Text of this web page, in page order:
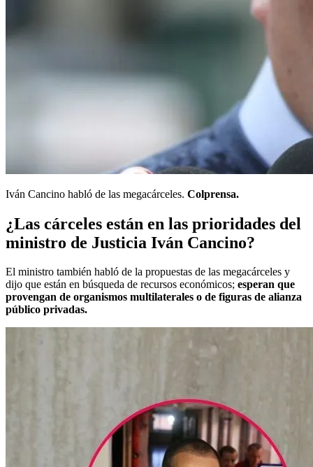
Iván Cancino habló de las megacárceles. Colprensa.
¿Las cárceles están en las prioridades del
ministro de Justicia Iván Cancino?
El ministro también habló de la propuestas de las megacárceles y
dijo que están en búsqueda de recursos económicos; esperan que
provengan de organismos multilaterales o de figuras de alianza
público privadas.